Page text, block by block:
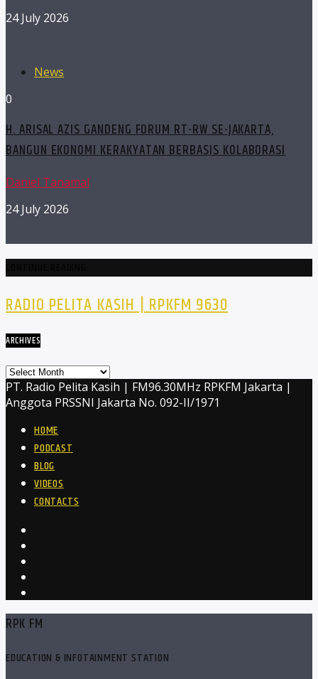
24 July 2026
News
0
H. ARISAL AZIS GANDENG FORUM RT-RW SE-JAKARTA,
BANGUN EKONOMI KERAKYATAN BERBASIS KOLABORASI
Daniel Tanamal
24 July 2026
RADIO PELITA KASIH | RPKFM 9630
ARCHIVES
Archives
PT. Radio Pelita Kasih | FM96.30MHz RPKFM Jakarta |
Anggota PRSSNI Jakarta No. 092-II/1971
HOME
PODCAST
BLOG
VIDEOS
CONTACTS
RPK FM
EDUCATION & INFOTAINMENT STATION